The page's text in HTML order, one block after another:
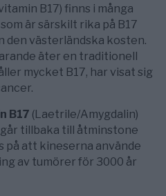
B17) finns i många
är särskilt rika på B17
den västerländska kosten.
äter en traditionell
mycket B17, har visat sig
B17 (Laetrile/Amygdalin)
tillbaka till åtminstone
på att kineserna använde
av tumörer för 3000 år